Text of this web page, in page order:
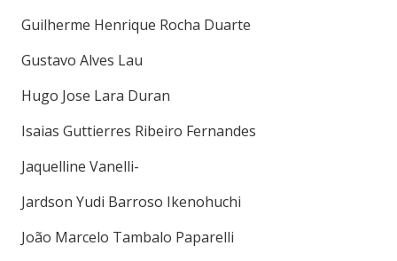
Guilherme Henrique Rocha Duarte
Gustavo Alves Lau
Hugo Jose Lara Duran
Isaias Guttierres Ribeiro Fernandes
Jaquelline Vanelli-
Jardson Yudi Barroso Ikenohuchi
João Marcelo Tambalo Paparelli